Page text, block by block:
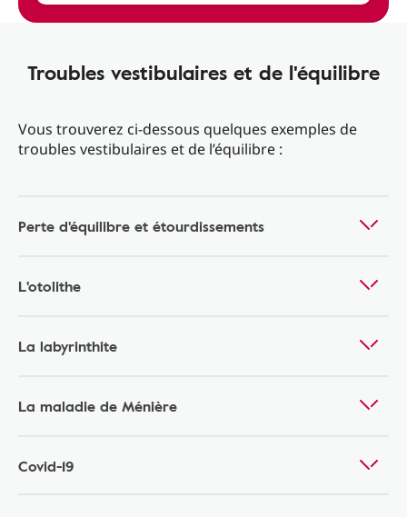
Troubles vestibulaires et de l'équilibre
Vous trouverez ci-dessous quelques exemples de
troubles vestibulaires et de l’équilibre :
Perte d'équilibre et étourdissements
L'otolithe
La labyrinthite
La maladie de Ménière
Covid-19